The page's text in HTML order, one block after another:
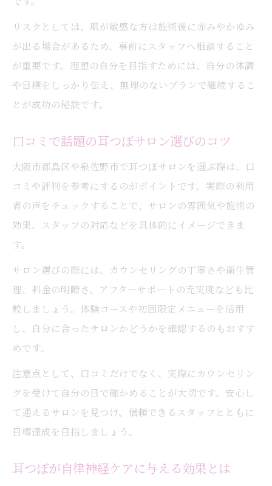
リスクとしては、肌が敏感な方は施術後に赤みやかゆみ
が出る場合があるため、事前にスタッフへ相談すること
が重要です。理想の自分を目指すためには、自分の体調
や目標をしっかり伝え、無理のないプランで継続するこ
とが成功の秘訣です。
口コミで話題の耳つぼサロン選びのコツ
大阪市都島区や泉佐野市で耳つぼサロンを選ぶ際は、口
コミや評判を参考にするのがポイントです。実際の利用
者の声をチェックすることで、サロンの雰囲気や施術の
効果、スタッフの対応などを具体的にイメージできま
す。
サロン選びの際には、カウンセリングの丁寧さや衛生管
理、料金の明瞭さ、アフターサポートの充実度なども比
較しましょう。体験コースや初回限定メニューを活用
し、自分に合ったサロンかどうかを確認するのもおすす
めです。
注意点として、口コミだけでなく、実際にカウンセリン
グを受けて自分の目で確かめることが大切です。安心し
て通えるサロンを見つけ、信頼できるスタッフとともに
目標達成を目指しましょう。
耳つぼが自律神経ケアに与える効果とは